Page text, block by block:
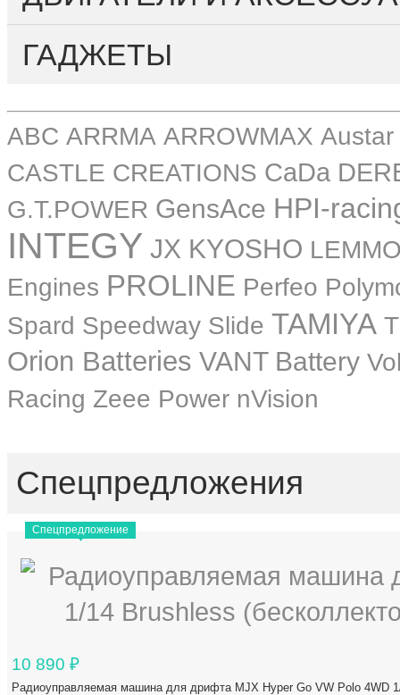
ГАДЖЕТЫ
ABC ARRMA ARROWMAX Austar
CASTLE CREATIONS CaDa
G.T.POWER GensAce HPI-
INTEGY JX KYOSHO
Engines PROLINE Perfeo
Spard Speedway Slide TAMIYA
Orion Batteries VANT Battery
Racing Zeee Power nVision
Спецпредложения
Спецпредложение
10 890 ₽
Радиоуправляемая машина для дрифта MJX Hyper Go VW Polo 4WD